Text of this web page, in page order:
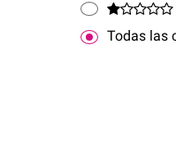
Todas las